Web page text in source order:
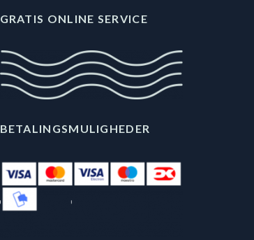
GRATIS ONLINE SERVICE
BETALINGSMULIGHEDER